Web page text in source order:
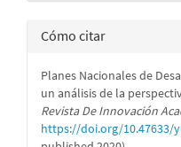
Cómo citar
Planes Nacionales de
un análisis de la
Revista De Innovación
https://doi.org/10.47633/